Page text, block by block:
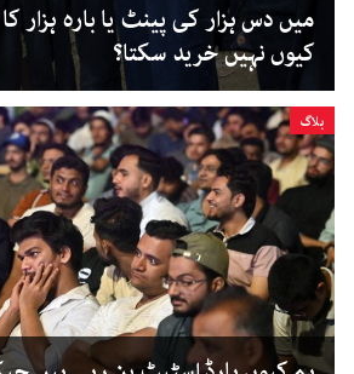
میں دس ہزار کی پینٹ یا بارہ ہزار
کیوں نہیں خرید سکتا؟
بلاگ